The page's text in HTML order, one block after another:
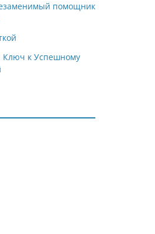
помощник
Ключ к Успешному